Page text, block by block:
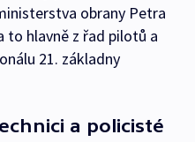
obrany Petra
hlavně z řad pilotů a
21. základny
a policisté